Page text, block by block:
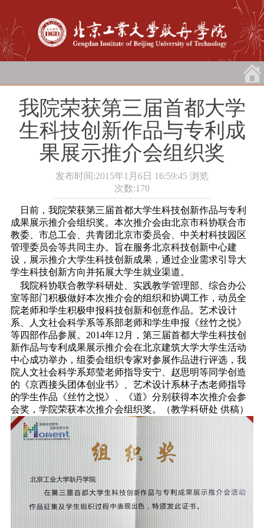
我院荣获第三届首都大学
生科技创新作品与专利成
果展示推介会组织奖
发布时间:2015年1月6日 16:59:45 浏览
次数:170
日前，我院荣获第三届首都大学生科技创新作品与专利
成果展示推介会组织奖。本次推介会由北京市科协联合市
教委、市总工会、共青团北京市委员会、中关村科技园区
管理委员会等共同主办。旨在服务北京科技创新中心建
设，展示推介大学生科技创新成果，通过企业需求引导大
学生科技创新方向并拓展大学生就业渠道。
我院科协联合教学科研处、实践教学管理部、综合办公
室等部门积极做好本次推介会的组织和协调工作，动员全
院老师和学生积极申报科技创新和创意作品。艺术设计
系、人文社会科学系等系部老师和学生申报《丝竹之悦》
等四部作品参展。2014年12月，第三届首都大学生科技创
新作品与专利成果展示推介会在北京建筑大学大学生活动
中心成功举办，组委会组织专家对参展作品进行评选，我
院人文社会科学系郑莹老师指导安宁、赵思明等同学创造
的《京西接头团体创业书》、艺术设计系林子杰老师指导
的学生作品《丝竹之悦》、《道》分别获得本次推介会参
会奖，学院荣获本次推介会组织奖。（教学科研处 供稿）